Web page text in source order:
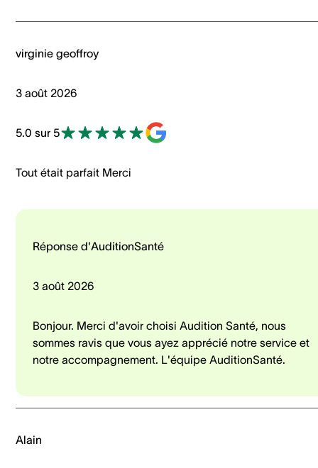
virginie geoffroy
3 août 2026
5.0 sur 5
Tout était parfait Merci
Réponse d'AuditionSanté
3 août 2026
Bonjour. Merci d'avoir choisi Audition Santé, nous
sommes ravis que vous ayez apprécié notre service et
notre accompagnement. L'équipe AuditionSanté.
Alain